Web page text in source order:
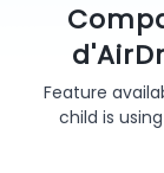
Feature
child is